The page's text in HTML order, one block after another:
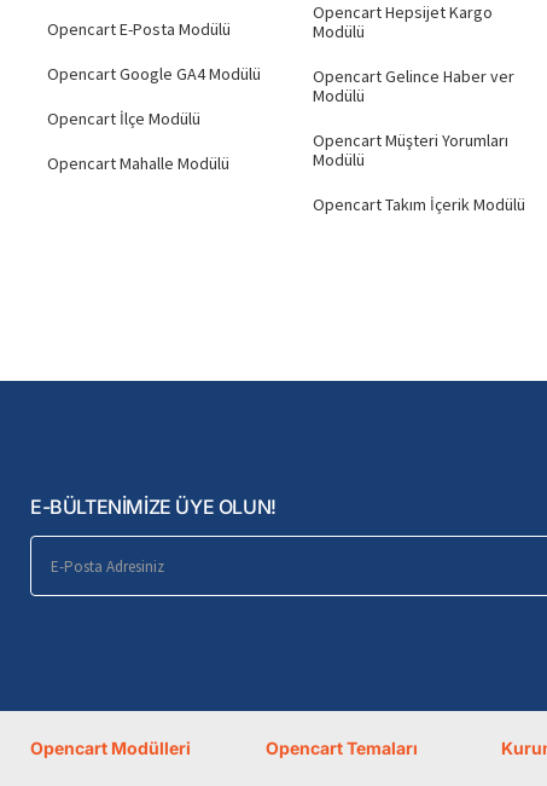
Opencart E-Posta Modülü
Opencart Google GA4 Modülü
Opencart İlçe Modülü
Opencart Mahalle Modülü
Opencart Hepsijet Kargo
Modülü
Opencart Gelince Haber ver
Modülü
Opencart Müşteri Yorumları
Modülü
Opencart Takım İçerik Modülü
E-BÜLTENİMİZE ÜYE OLUN!
E-
Posta
Adresiniz
Opencart Modülleri Opencart Temaları